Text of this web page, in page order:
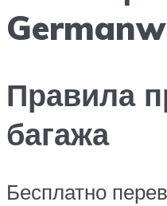
Правила
багажа
Бесплатно